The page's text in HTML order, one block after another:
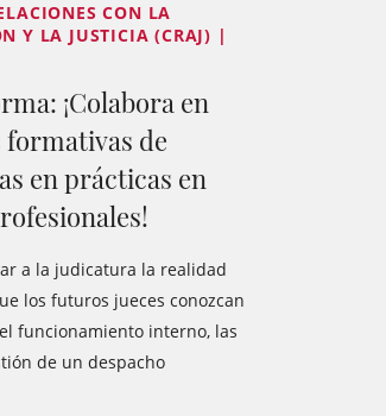
CON LA
Y LA JUSTICIA (CRAJ) |
¡Colabora en
formativas de
en prácticas en
a la judicatura la realidad
los futuros jueces conozcan
funcionamiento interno, las
de un despacho